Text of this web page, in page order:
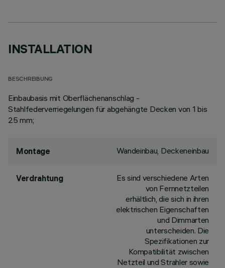
INSTALLATION
BESCHREIBUNG
Einbaubasis mit Oberflächenanschlag -
Stahlfederverriegelungen für abgehängte Decken von 1 bis
25 mm;
Montage Wandeinbau, Deckeneinbau
Verdrahtung
Es sind verschiedene Arten
von Fernnetzteilen
erhältlich, die sich in ihren
elektrischen Eigenschaften
und Dimmarten
unterscheiden. Die
Spezifikationen zur
Kompatibilität zwischen
Netzteil und Strahler sowie